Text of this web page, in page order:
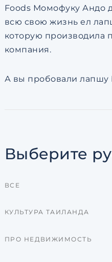
Foods Момофуку Андо
всю свою жизнь ел
которую производила
компания.
А вы пробовали лапшу
Выберите
ВСЕ
КУЛЬТУРА ТАИЛАНДА
ПРО НЕДВИЖИМОСТЬ